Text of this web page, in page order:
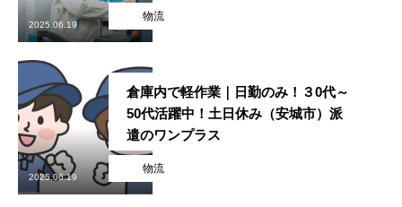
TOP
募集要項
事業内容
エントリー
物流
2025.06.19
物流
倉庫内で軽作業｜日勤のみ！３0代～
50代活躍中！土日休み（安城市）派
遣のワンプラス
2025.06.19